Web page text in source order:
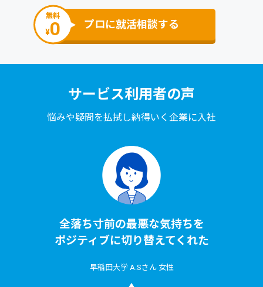
無料
¥0 プロに就活相談する
サービス利⽤者の声
悩みや疑問を払拭し納得いく企業に⼊社
全落ち⼨前の最悪な気持ちを
ポジティブに切り替えてくれた
早稲⽥⼤学 A.Sさん ⼥性